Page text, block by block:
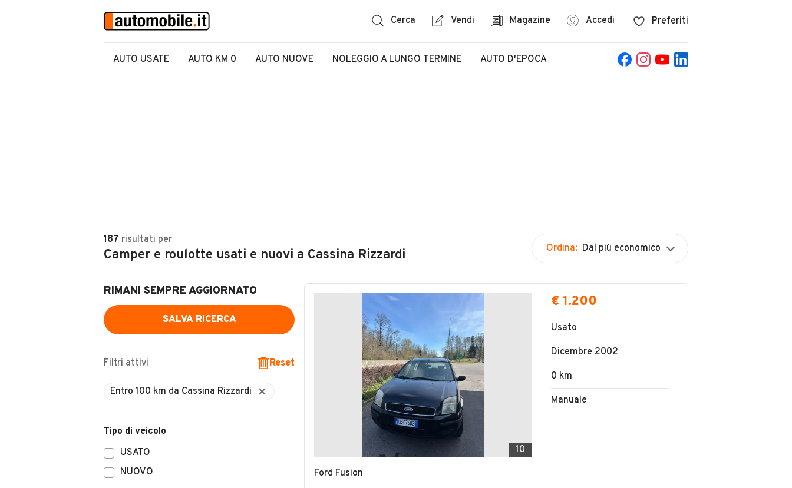
Cerca Vendi Magazine Accedi Preferiti
AUTO USATE AUTO KM 0 AUTO NUOVE NOLEGGIO A LUNGO TERMINE AUTO D'EPOCA
187 risultati per
Camper e roulotte usati e nuovi a Cassina Rizzardi Ordina: Dal più economico
RIMANI SEMPRE AGGIORNATO
SALVA RICERCA
Filtri attivi Reset
Tipo di veicolo
USATO
NUOVO
10
Ford Fusion
€ 1.200
Usato
Dicembre 2002
0 km
Manuale